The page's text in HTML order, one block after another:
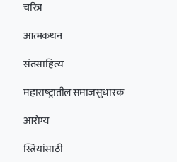
चरित्र
आत्मकथन
संतसाहित्य
महाराष्ट्रातील समाजसुधारक
आरोग्य
स्त्रियांसाठी